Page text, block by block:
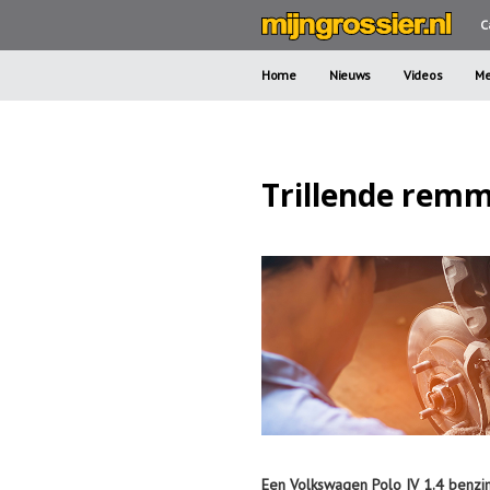
Home Nieuws Videos
Trillende
Een Volkswagen Polo IV 1.4